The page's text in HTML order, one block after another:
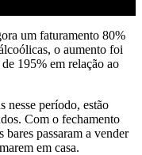
um faturamento 80%
o aumento foi
195% em relação ao
nesse período, estão
Com o fechamento
passaram a vender
em casa.